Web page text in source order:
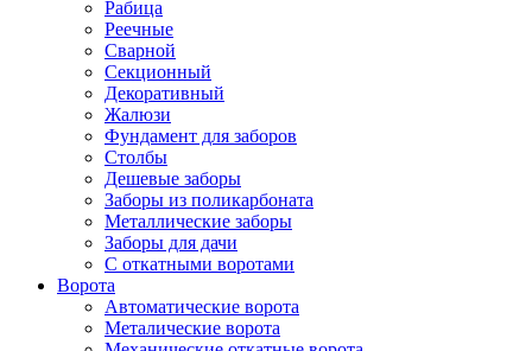
Рабица
Реечные
Сварной
Секционный
Декоративный
Жалюзи
Фундамент для заборов
Столбы
Дешевые заборы
Заборы из поликарбоната
Металлические заборы
Заборы для дачи
С откатными воротами
Ворота
Автоматические ворота
Металические ворота